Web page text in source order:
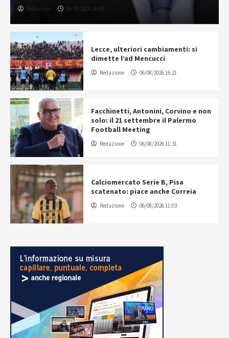
Redazione 06/08/2026 18:57
Lecce, ulteriori cambiamenti: si
dimette l’ad Mencucci
Redazione 06/08/2026 16:21
Facchinetti, Antonini, Corvino e non
solo: il 21 settembre il Palermo
Football Meeting
Redazione 06/08/2026 11:31
Calciomercato Serie B, Pisa
scatenato: piace anche Correia
Redazione 06/08/2026 11:03